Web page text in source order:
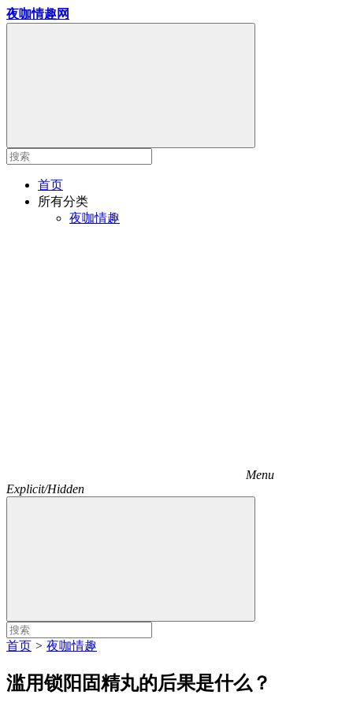
夜咖情趣网
首页
所有分类
夜咖情趣
Menu
Explicit/Hidden
首页 > 夜咖情趣
滥用锁阳固精丸的后果是什么？